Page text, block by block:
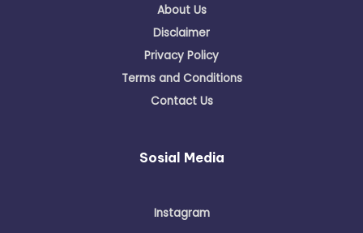
About Us
Disclaimer
Privacy Policy
Terms and Conditions
Contact Us
Sosial Media
Instagram